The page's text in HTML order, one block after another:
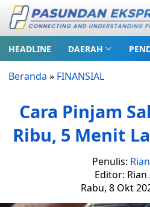
HEADLINE DAERAH
Beranda » FINANSIAL
Cara Pinjam
Ribu, 5 Menit
Penulis:
Editor: Rian
Rabu, 8 Okt